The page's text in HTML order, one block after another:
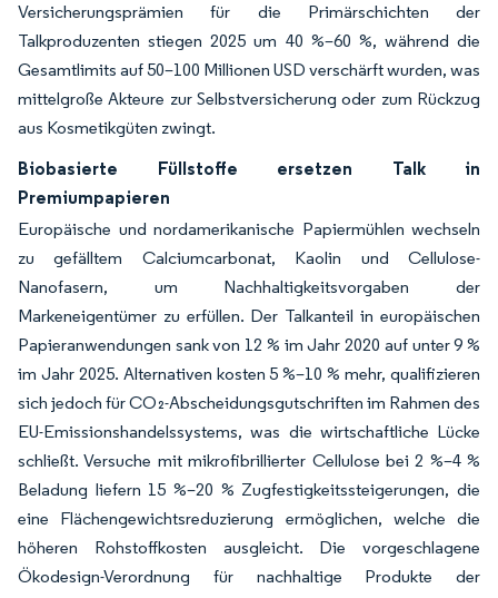
Versicherungsprämien für die Primärschichten der
Talkproduzenten stiegen 2025 um 40 %–60 %, während die
Gesamtlimits auf 50–100 Millionen USD verschärft wurden, was
mittelgroße Akteure zur Selbstversicherung oder zum Rückzug
aus Kosmetikgüten zwingt.
Biobasierte Füllstoffe ersetzen Talk in
Premiumpapieren
Europäische und nordamerikanische Papiermühlen wechseln
zu gefälltem Calciumcarbonat, Kaolin und Cellulose-
Nanofasern, um Nachhaltigkeitsvorgaben der
Markeneigentümer zu erfüllen. Der Talkanteil in europäischen
Papieranwendungen sank von 12 % im Jahr 2020 auf unter 9 %
im Jahr 2025. Alternativen kosten 5 %–10 % mehr, qualifizieren
sich jedoch für CO₂-Abscheidungsgutschriften im Rahmen des
EU-Emissionshandelssystems, was die wirtschaftliche Lücke
schließt. Versuche mit mikrofibrillierter Cellulose bei 2 %–4 %
Beladung liefern 15 %–20 % Zugfestigkeitssteigerungen, die
eine Flächengewichtsreduzierung ermöglichen, welche die
höheren Rohstoffkosten ausgleicht. Die vorgeschlagene
Ökodesign-Verordnung für nachhaltige Produkte der